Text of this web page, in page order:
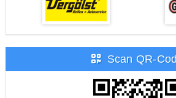
Scan QR-